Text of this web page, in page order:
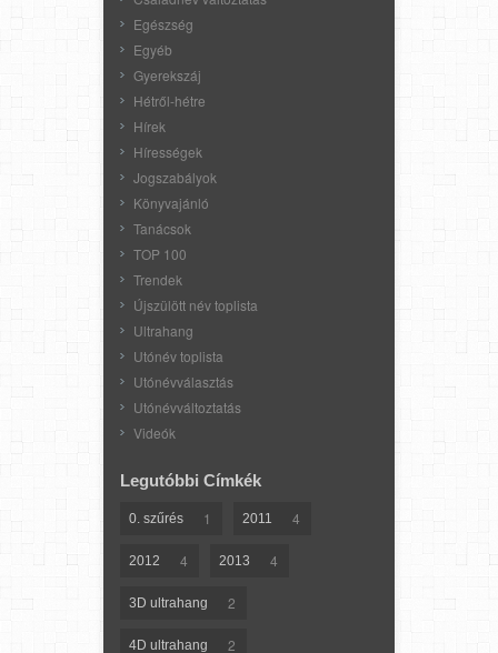
Egészség
Egyéb
Gyerekszáj
Hétről-hétre
Hírek
Hírességek
Jogszabályok
Könyvajánló
Tanácsok
TOP 100
Trendek
Újszülött név toplista
Ultrahang
Utónév toplista
Utónévválasztás
Utónévváltoztatás
Videók
Legutóbbi Címkék
0. szűrés 1 2011 4
2012 4 2013 4
3D ultrahang 2
4D ultrahang 2